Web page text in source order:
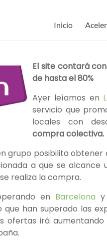
Inicio
El site contará
de hasta el 80%
Ayer leíamos en
servicio que
locales con
compra colectiva.
grupo posibilita obtener
a que se alcance
realiza la compra.
en Barcelona y
han superado las
ofertas irá